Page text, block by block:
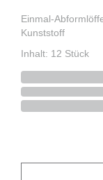
Einmal-
Kunststoff
Inhalt: 12 Stück